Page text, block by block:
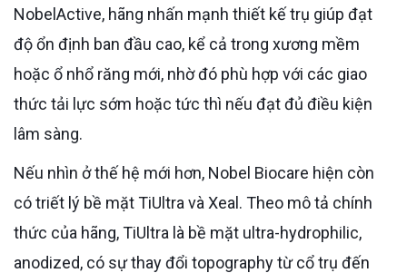
NobelActive, hãng nhấn mạnh thiết kế trụ giúp đạt
độ ổn định ban đầu cao, kể cả trong xương mềm
hoặc ổ nhổ răng mới, nhờ đó phù hợp với các giao
thức tải lực sớm hoặc tức thì nếu đạt đủ điều kiện
lâm sàng.
Nếu nhìn ở thế hệ mới hơn, Nobel Biocare hiện còn
có triết lý bề mặt TiUltra và Xeal. Theo mô tả chính
thức của hãng, TiUltra là bề mặt ultra-hydrophilic,
anodized, có sự thay đổi topography từ cổ trụ đến